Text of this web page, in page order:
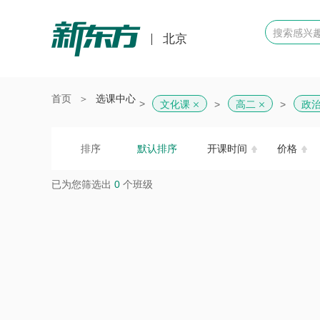
北京
首页 ＞ 选课中心 > 文化课 高二 政
排序 默认排序 开课时间 价格
已为您筛选出 0 个班级